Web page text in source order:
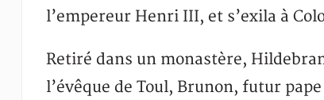
l’empereur Henri III, et s’exila à
Retiré dans un monastère,
l’évêque de Toul, Brunon, futur pape